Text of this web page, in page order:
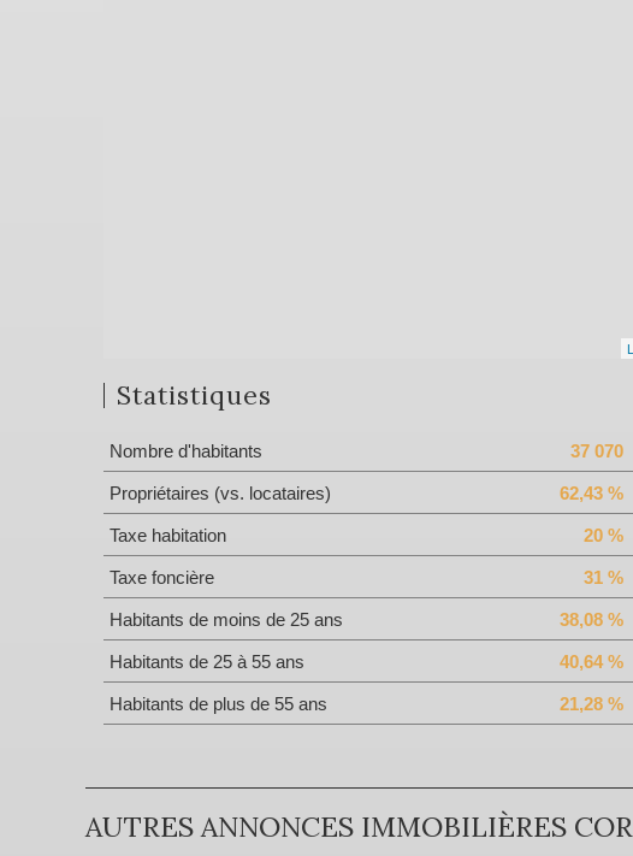
Statistiques
Nombre d'habitants 37 070
Propriétaires (vs. locataires) 62,43 %
Taxe habitation 20 %
Taxe foncière 31 %
Habitants de moins de 25 ans 38,08 %
Habitants de 25 à 55 ans 40,64 %
Habitants de plus de 55 ans 21,28 %
AUTRES ANNONCES IMMOBILIÈRES